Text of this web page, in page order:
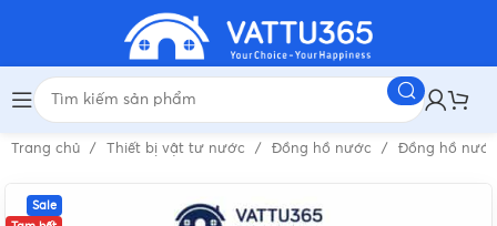
Trang chủ Thiết bị vật tư nước Đồng hồ nước Đồng hồ
Sale